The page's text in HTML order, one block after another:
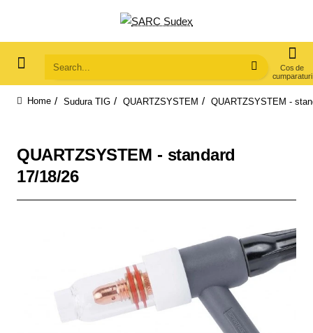
Search...
Sudura TIG QUARTZSYSTEM QUARTZSYSTEM -
QUARTZSYSTEM - standard
17/18/26